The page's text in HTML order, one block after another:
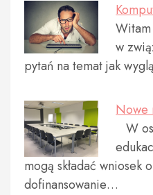
w
pytań na temat jak
Nowe
W
mogą składać wniosek
dofinansowanie…